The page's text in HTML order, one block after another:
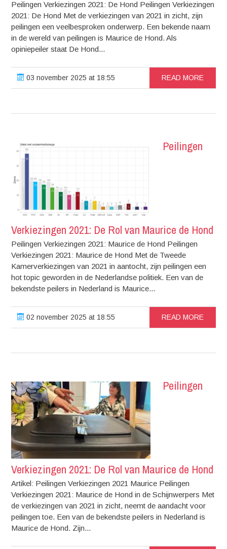
Peilingen Verkiezingen 2021: De Hond Peilingen Verkiezingen
2021: De Hond Met de verkiezingen van 2021 in zicht, zijn
peilingen een veelbesproken onderwerp. Een bekende naam
in de wereld van peilingen is Maurice de Hond. Als
opiniepeiler staat De Hond...
03 november 2025 at 18:55 READ MORE
Peilingen
Verkiezingen 2021: De Rol van Maurice de Hond
Peilingen Verkiezingen 2021: Maurice de Hond Peilingen
Verkiezingen 2021: Maurice de Hond Met de Tweede
Kamerverkiezingen van 2021 in aantocht, zijn peilingen een
hot topic geworden in de Nederlandse politiek. Een van de
bekendste peilers in Nederland is Maurice...
02 november 2025 at 18:55 READ MORE
Peilingen
Verkiezingen 2021: De Rol van Maurice de Hond
Artikel: Peilingen Verkiezingen 2021 Maurice Peilingen
Verkiezingen 2021: Maurice de Hond in de Schijnwerpers Met
de verkiezingen van 2021 in zicht, neemt de aandacht voor
peilingen toe. Een van de bekendste peilers in Nederland is
Maurice de Hond. Zijn...